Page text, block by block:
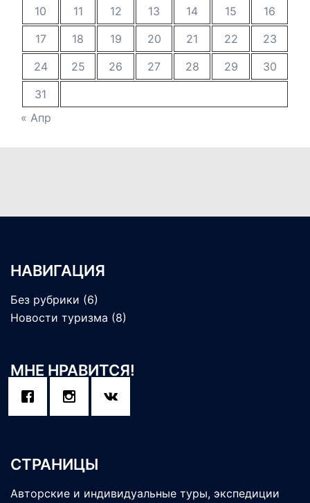
10
11 12 13 14 15
16
17
18 19 20 21 22
23
24
25 26 27 28 29
30
31
« Апр
НАВИГАЦИЯ
Без рубрики (6)
Новости туризма (8)
МНЕ НРАВИТСЯ!
СТРАНИЦЫ
Авторские и индивидуальные туры, экспедиции